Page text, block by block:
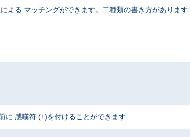
による マッチングができます。二種類の書き方があります:
に 感嘆符 (!)を付けることができます: